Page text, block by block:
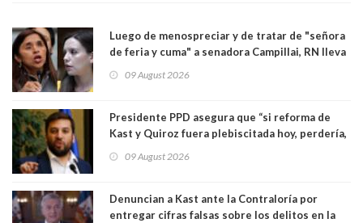
Luego de menospreciar y de tratar de "señora
de feria y cuma" a senadora Campillai, RN lleva
09 August 2026
Presidente PPD asegura que “si reforma de
Kast y Quiroz fuera plebiscitada hoy, perdería,
a favor de la oposición, sería una victoria de la
09 August 2026
Denuncian a Kast ante la Contraloría por
entregar cifras falsas sobre los delitos en la